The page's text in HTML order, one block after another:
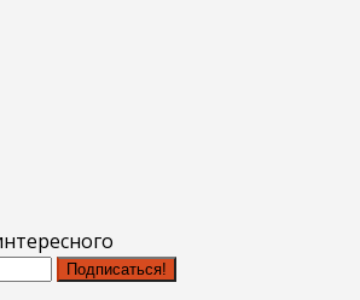
Подписаться!